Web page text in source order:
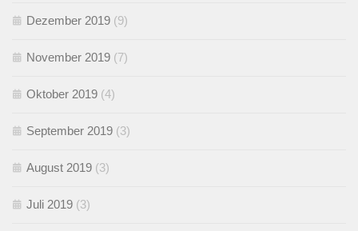
Dezember 2019 (9)
November 2019 (7)
Oktober 2019 (4)
September 2019 (3)
August 2019 (3)
Juli 2019 (3)